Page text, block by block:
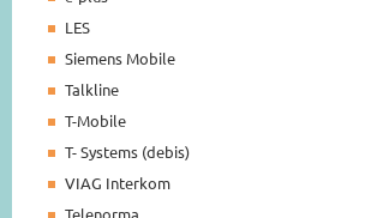
LES
Siemens Mobile
Talkline
T-Mobile
T- Systems (debis)
VIAG Interkom
Telenorma